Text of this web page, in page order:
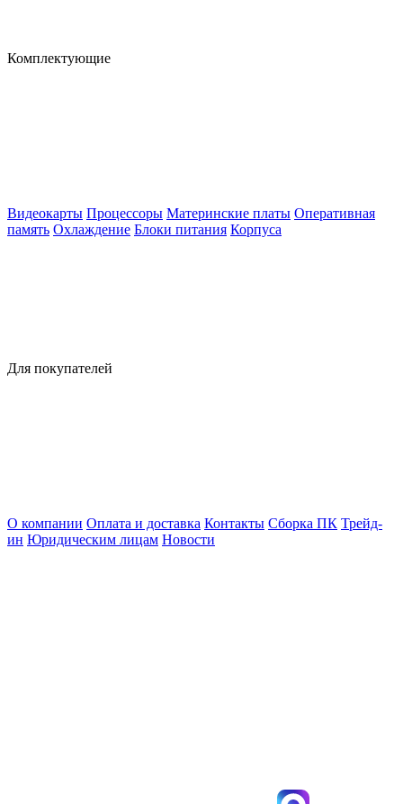
Комплектующие
Видеокарты Процессоры Материнские платы Оперативная
память Охлаждение Блоки питания Корпуса
Для покупателей
О компании Оплата и доставка Контакты Сборка ПК Трейд-
ин Юридическим лицам Новости